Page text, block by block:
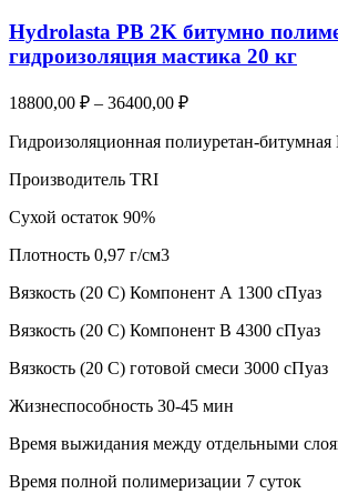
Hydrolasta PB 2K битумно
гидроизоляция мастика 20 кг
18800,00 ₽ – 36400,00 ₽
Гидроизоляционная полиуретан-
Производитель TRI
Сухой остаток 90%
Плотность 0,97 г/см3
Вязкость (20 С) Компонент А 1300 сПуаз
Вязкость (20 С) Компонент В 4300 сПуаз
Вязкость (20 С) готовой смеси 3000 сПуаз
Жизнеспособность 30-45 мин
Время выжидания между отдельными
Время полной полимеризации 7 суток